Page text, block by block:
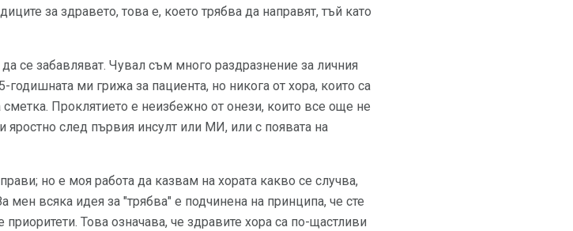
за здравето, това е, което трябва да направят, тъй като
се забавляват. Чувал съм много раздразнение за личния
ми грижа за пациента, но никога от хора, които са
сметка. Проклятието е неизбежно от онези, които все още не
яростно след първия инсулт или МИ, или с появата на
но е моя работа да казвам на хората какво се случва,
всяка идея за "трябва" е подчинена на принципа, че сте
Това означава, че здравите хора са по-щастливи